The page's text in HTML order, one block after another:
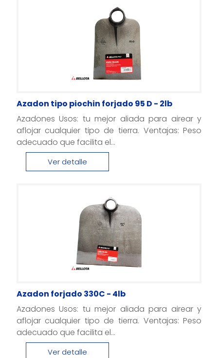
Azadon tipo piochin forjado 95 D - 2lb
Azadones Usos: tu mejor aliada para airear y
aflojar cualquier tipo de tierra. Ventajas: Peso
adecuado que facilita el...
Ver detalle
Azadon forjado 330C - 4lb
Azadones Usos: tu mejor aliada para airear y
aflojar cualquier tipo de tierra. Ventajas: Peso
adecuado que facilita el...
Ver detalle